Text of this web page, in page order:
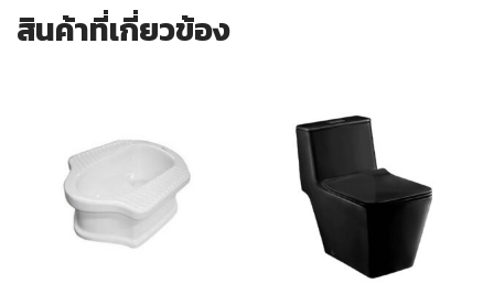
สินค้าที่เกี่ยวข้อง